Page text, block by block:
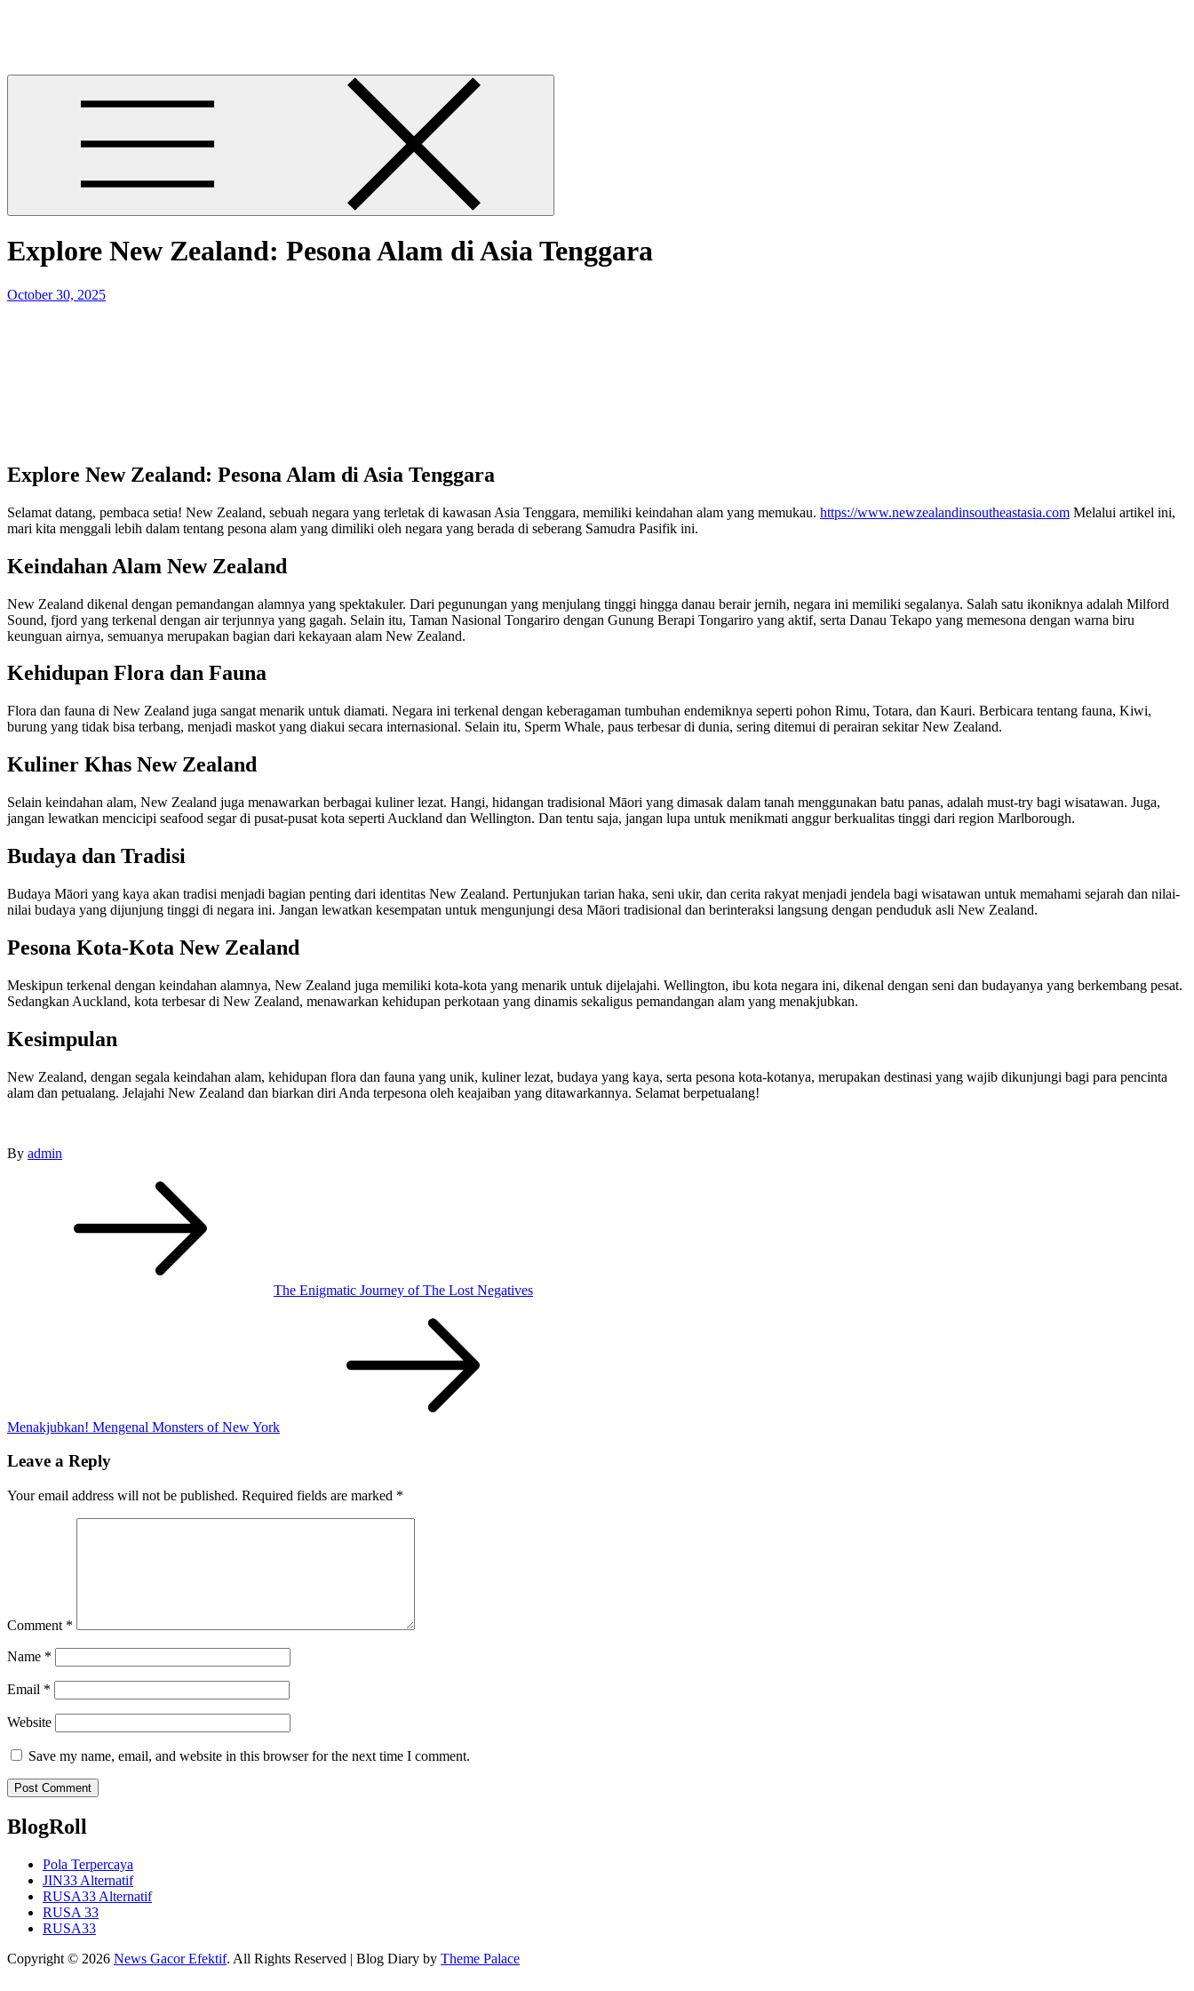
Explore New Zealand: Pesona Alam di Asia Tenggara
Posted
October 30, 2025
Explore New Zealand: Pesona Alam di Asia Tenggara
Selamat datang, pembaca setia! New Zealand, sebuah negara yang terletak di kawasan Asia Tenggara, memiliki keindahan alam yang memukau. https://www.newzealandinsoutheastasia.com Melalui artikel ini,
mari kita menggali lebih dalam tentang pesona alam yang dimiliki oleh negara yang berada di seberang Samudra Pasifik ini.
Keindahan Alam New Zealand
New Zealand dikenal dengan pemandangan alamnya yang spektakuler. Dari pegunungan yang menjulang tinggi hingga danau berair jernih, negara ini memiliki segalanya. Salah satu ikoniknya adalah Milford
Sound, fjord yang terkenal dengan air terjunnya yang gagah. Selain itu, Taman Nasional Tongariro dengan Gunung Berapi Tongariro yang aktif, serta Danau Tekapo yang memesona dengan warna biru
keunguan airnya, semuanya merupakan bagian dari kekayaan alam New Zealand.
Kehidupan Flora dan Fauna
Flora dan fauna di New Zealand juga sangat menarik untuk diamati. Negara ini terkenal dengan keberagaman tumbuhan endemiknya seperti pohon Rimu, Totara, dan Kauri. Berbicara tentang fauna, Kiwi,
burung yang tidak bisa terbang, menjadi maskot yang diakui secara internasional. Selain itu, Sperm Whale, paus terbesar di dunia, sering ditemui di perairan sekitar New Zealand.
Kuliner Khas New Zealand
Selain keindahan alam, New Zealand juga menawarkan berbagai kuliner lezat. Hangi, hidangan tradisional Māori yang dimasak dalam tanah menggunakan batu panas, adalah must-try bagi wisatawan. Juga,
jangan lewatkan mencicipi seafood segar di pusat-pusat kota seperti Auckland dan Wellington. Dan tentu saja, jangan lupa untuk menikmati anggur berkualitas tinggi dari region Marlborough.
Budaya dan Tradisi
Budaya Māori yang kaya akan tradisi menjadi bagian penting dari identitas New Zealand. Pertunjukan tarian haka, seni ukir, dan cerita rakyat menjadi jendela bagi wisatawan untuk memahami sejarah dan nilai-
nilai budaya yang dijunjung tinggi di negara ini. Jangan lewatkan kesempatan untuk mengunjungi desa Māori tradisional dan berinteraksi langsung dengan penduduk asli New Zealand.
Pesona Kota-Kota New Zealand
Meskipun terkenal dengan keindahan alamnya, New Zealand juga memiliki kota-kota yang menarik untuk dijelajahi. Wellington, ibu kota negara ini, dikenal dengan seni dan budayanya yang berkembang pesat.
Sedangkan Auckland, kota terbesar di New Zealand, menawarkan kehidupan perkotaan yang dinamis sekaligus pemandangan alam yang menakjubkan.
Kesimpulan
New Zealand, dengan segala keindahan alam, kehidupan flora dan fauna yang unik, kuliner lezat, budaya yang kaya, serta pesona kota-kotanya, merupakan destinasi yang wajib dikunjungi bagi para pencinta
alam dan petualang. Jelajahi New Zealand dan biarkan diri Anda terpesona oleh keajaiban yang ditawarkannya. Selamat berpetualang!
By admin
The Enigmatic Journey of The Lost Negatives
Menakjubkan! Mengenal Monsters of New York
Leave a Reply
Your email address will not be published. Required fields are marked *
Comment *
Name *
Email *
Website
Save my name, email, and website in this browser for the next time I comment.
BlogRoll
Pola Terpercaya
JIN33 Alternatif
RUSA33 Alternatif
RUSA 33
RUSA33
Copyright © 2026 News Gacor Efektif. All Rights Reserved | Blog Diary by Theme Palace